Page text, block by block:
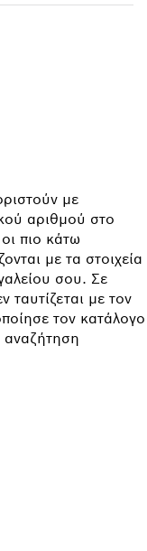
με
αριθμού στο
πιο κάτω
με τα στοιχεία
σου. Σε
με τον
τον κατάλογο
αναζήτηση